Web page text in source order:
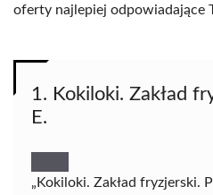
oferty najlepiej odpowiadające
1. Kokiloki. Zakład
E.
„Kokiloki. Zakład fryzjerski.